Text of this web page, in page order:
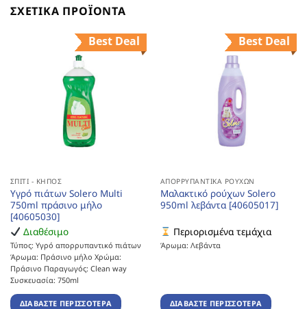
ΣΧΕΤΙΚΆ ΠΡΟΪΌΝΤΑ
Best Deal
ΣΠΊΤΙ - ΚΉΠΟΣ
Υγρό πιάτων Solero Multi
750ml πράσινο μήλο
[40605030]
Διαθέσιμο
Τύπος: Υγρό απορρυπαντικό πιάτων
Άρωμα: Πράσινο μήλο Χρώμα:
Πράσινο Παραγωγός: Clean way
Συσκευασία: 750ml
ΔΙΑΒΆΣΤΕ ΠΕΡΙΣΣΌΤΕΡΑ
Best Deal
ΑΠΟΡΡΥΠΑΝΤΙΚΆ ΡΟΎΧΩΝ
Μαλακτικό ρούχων Solero
950ml λεβάντα [40605017]
Περιορισμένα τεμάχια
Άρωμα: Λεβάντα
ΔΙΑΒΆΣΤΕ ΠΕΡΙΣΣΌΤΕΡΑ